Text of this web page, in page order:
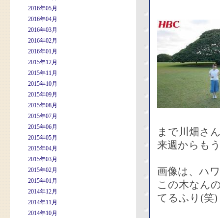
2016年05月
2016年04月
2016年03月
2016年02月
2016年01月
2015年12月
2015年11月
2015年10月
2015年09月
2015年08月
2015年07月
2015年06月
2015年05月
2015年04月
2015年03月
2015年02月
2015年01月
2014年12月
2014年11月
2014年10月
まで川畑さ
来週からも
画像は、ハ
この木なん
てるふり(笑)